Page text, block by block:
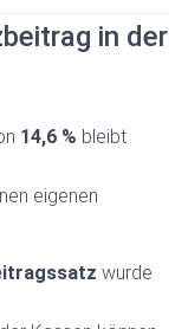
in der
14,6 % bleibt
eigenen
wurde